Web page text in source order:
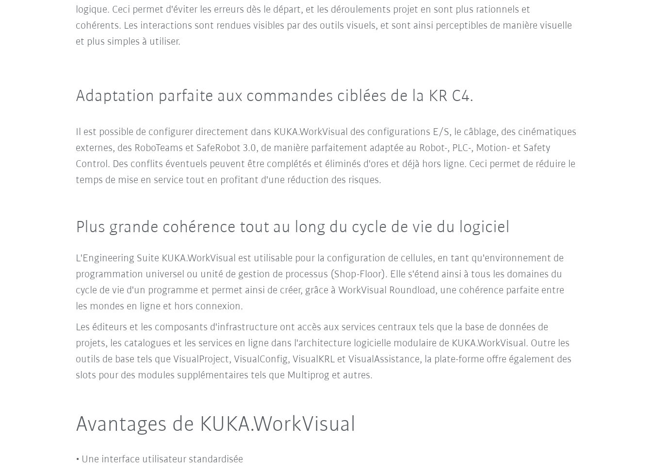
logique. Ceci permet d'éviter les erreurs dès le départ, et les déroulements projet en sont plus rationnels et
cohérents. Les interactions sont rendues visibles par des outils visuels, et sont ainsi perceptibles de manière visuelle
et plus simples à utiliser.
Adaptation parfaite aux commandes ciblées de la KR C4.
Il est possible de configurer directement dans KUKA.WorkVisual des configurations E/S, le câblage, des cinématiques
externes, des RoboTeams et SafeRobot 3.0, de manière parfaitement adaptée au Robot-, PLC-, Motion- et Safety
Control. Des conflits éventuels peuvent être complétés et éliminés d'ores et déjà hors ligne. Ceci permet de réduire le
temps de mise en service tout en profitant d'une réduction des risques.
Plus grande cohérence tout au long du cycle de vie du logiciel
L'Engineering Suite KUKA.WorkVisual est utilisable pour la configuration de cellules, en tant qu'environnement de
programmation universel ou unité de gestion de processus (Shop-Floor). Elle s'étend ainsi à tous les domaines du
cycle de vie d'un programme et permet ainsi de créer, grâce à WorkVisual Roundload, une cohérence parfaite entre
les mondes en ligne et hors connexion.
Les éditeurs et les composants d'infrastructure ont accès aux services centraux tels que la base de données de
projets, les catalogues et les services en ligne dans l'architecture logicielle modulaire de KUKA.WorkVisual. Outre les
outils de base tels que VisualProject, VisualConfig, VisualKRL et VisualAssistance, la plate-forme offre également des
slots pour des modules supplémentaires tels que Multiprog et autres.
Avantages de KUKA.WorkVisual
Une interface utilisateur standardisée